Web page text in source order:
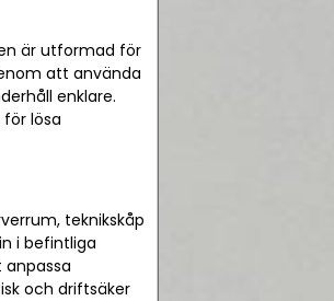
är utformad för
att använda
enklare.
lösa
teknikskåp
i befintliga
och driftsäker